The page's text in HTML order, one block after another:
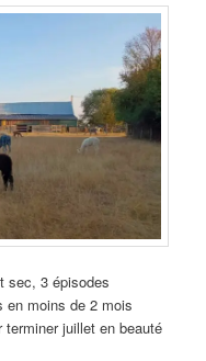
sec, 3 épisodes
en moins de 2 mois
terminer juillet en beauté